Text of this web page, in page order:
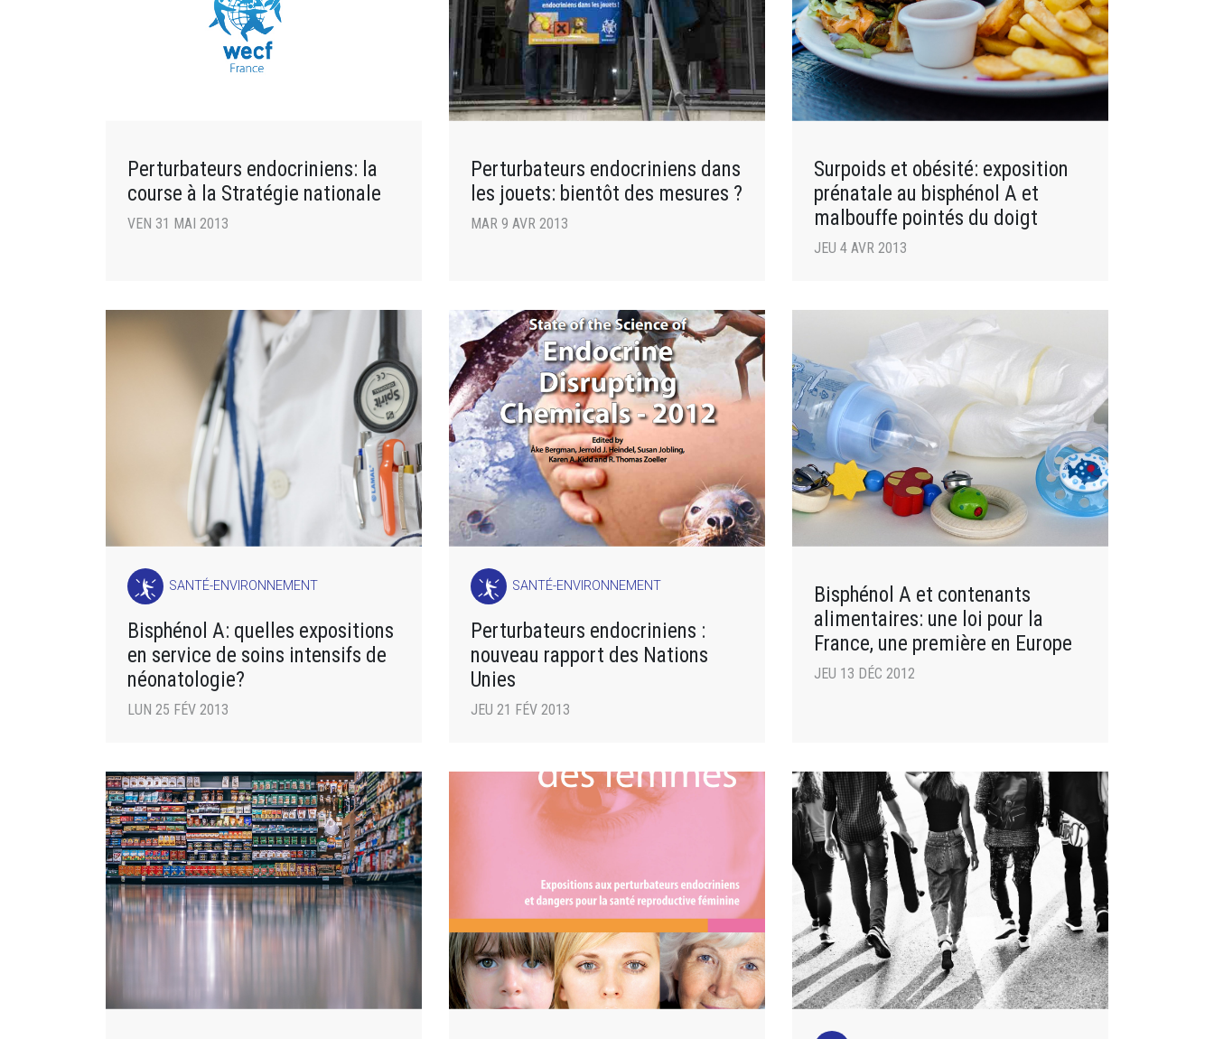
Perturbateurs endocriniens: la
course à la Stratégie nationale
VEN 31 MAI 2013
Perturbateurs endocriniens dans
les jouets: bientôt des mesures ?
MAR 9 AVR 2013
Surpoids et obésité: exposition
prénatale au bisphénol A et
malbouffe pointés du doigt
JEU 4 AVR 2013
SANTÉ-ENVIRONNEMENT
Bisphénol A: quelles expositions
en service de soins intensifs de
néonatologie?
LUN 25 FÉV 2013
SANTÉ-ENVIRONNEMENT
Perturbateurs endocriniens :
nouveau rapport des Nations
Unies
JEU 21 FÉV 2013
Bisphénol A et contenants
alimentaires: une loi pour la
France, une première en Europe
JEU 13 DÉC 2012